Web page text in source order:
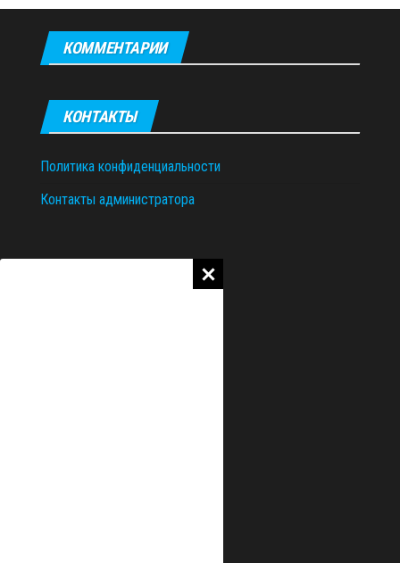
КОММЕНТАРИИ
КОНТАКТЫ
Политика конфиденциальности
Контакты администратора